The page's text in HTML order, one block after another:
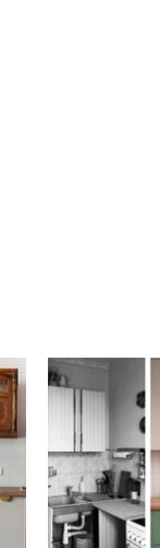
Дизайн-
ДО/ПОСЛЕ:
кв.м в